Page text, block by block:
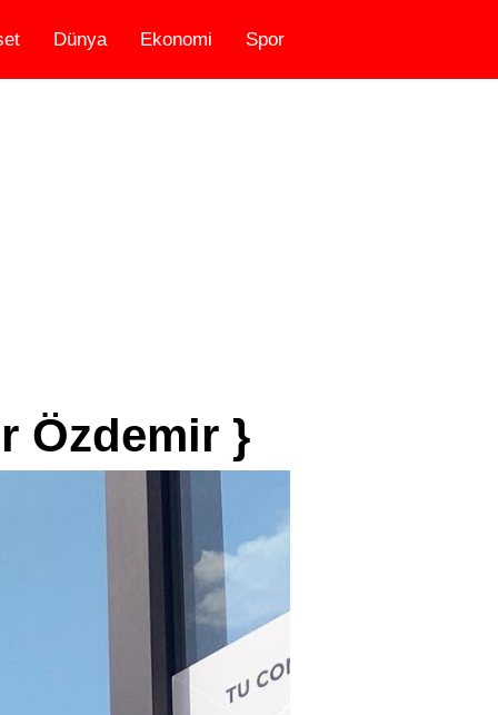
Dünya Ekonomi Spor
Özdemir }